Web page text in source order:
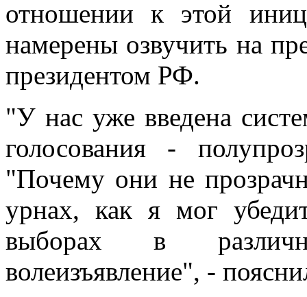
отношении к этой
намерены озвучить на
президентом РФ.
"У нас уже введена
голосования -
"Почему они не
урнах, как я мог
выборах в
волеизъявление", -